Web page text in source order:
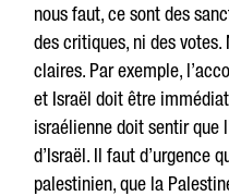
nous faut, ce sont des
des critiques, ni des
claires. Par exemple,
et Israël doit être
israélienne doit sentir que
d’Israël. Il faut d’urgence
palestinien, que la